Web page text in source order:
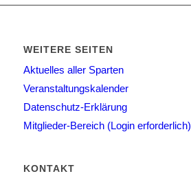
WEITERE SEITEN
Aktuelles aller Sparten
Veranstaltungskalender
Datenschutz-Erklärung
Mitglieder-Bereich (Login erforderlich)
KONTAKT